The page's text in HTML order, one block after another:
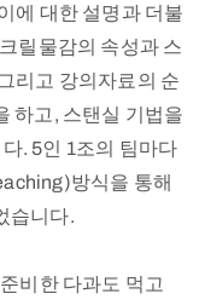
에 대한 설명과 더불
릴물감의 속성과 스
리고 강의자료의 순
하고, 스탠실 기법을
. 5인 1조의 팀마다
방식을 통해
습니다.
비한 다과도 먹고